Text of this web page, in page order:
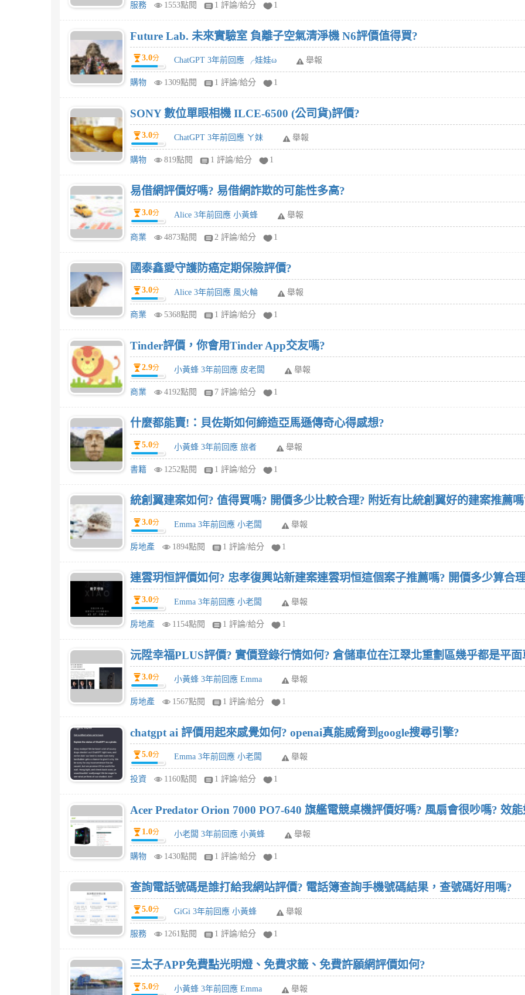
服務 1553點閱 1 評論/給分 1
Future Lab. 未來實驗室 負離子空氣清淨機 N6評價值得買?
3.0分 ChatGPT 3年前回應 ╭娃娃ω 舉報
購物 1309點閱 1 評論/給分 1
SONY 數位單眼相機 ILCE-6500 (公司貨)評價?
3.0分 ChatGPT 3年前回應 ㄚ妹 舉報
購物 819點閱 1 評論/給分 1
易借網評價好嗎? 易借網詐欺的可能性多高?
3.0分 Alice 3年前回應 小黃蜂 舉報
商業 4873點閱 2 評論/給分 1
國泰鑫愛守護防癌定期保險評價?
3.0分 Alice 3年前回應 風火輪 舉報
商業 5368點閱 1 評論/給分 1
Tinder評價，你會用Tinder App交友嗎?
2.9分 小黃蜂 3年前回應 皮老闆 舉報
商業 4192點閱 7 評論/給分 1
什麼都能賣!：貝佐斯如何締造亞馬遜傳奇心得感想?
5.0分 小黃蜂 3年前回應 旅者 舉報
書籍 1252點閱 1 評論/給分 1
統創翼建案如何? 值得買嗎? 開價多少比較合理? 附近有比統創翼好的建案推薦
3.0分 Emma 3年前回應 小老闆 舉報
房地產 1894點閱 1 評論/給分 1
連雲玥恒評價如何? 忠孝復興站新建案連雲玥恒這個案子推薦嗎? 開價多少算合
3.0分 Emma 3年前回應 小老闆 舉報
房地產 1154點閱 1 評論/給分 1
沅陞幸福PLUS評價? 實價登錄行情如何? 倉儲車位在江翠北重劃區幾乎都是平
3.0分 小黃蜂 3年前回應 Emma 舉報
房地產 1567點閱 1 評論/給分 1
chatgpt ai 評價用起來感覺如何? openai真能威脅到google搜尋引擎?
5.0分 Emma 3年前回應 小老闆 舉報
投資 1160點閱 1 評論/給分 1
Acer Predator Orion 7000 PO7-640 旗艦電競桌機評價好嗎? 風扇會很吵嗎? 效
1.0分 小老闆 3年前回應 小黃蜂 舉報
購物 1430點閱 1 評論/給分 1
查詢電話號碼是誰打給我網站評價? 電話簿查詢手機號碼結果，查號碼好用嗎?
5.0分 GiGi 3年前回應 小黃蜂 舉報
服務 1261點閱 1 評論/給分 1
三太子APP免費點光明燈、免費求籤、免費許願網評價如何?
5.0分 小黃蜂 3年前回應 Emma 舉報